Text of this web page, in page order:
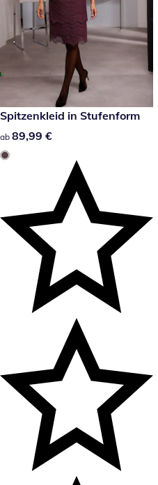
89,99 €
Spitzenkleid in Stufenform
89,99 €
ab 89,99 €